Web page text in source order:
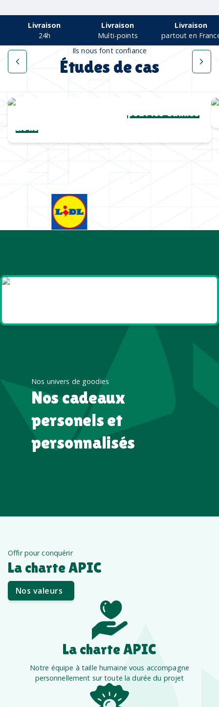
Livraison
24h
Livraison
Multi-points
Livraison
partout en
Ils nous font confiance
Études de cas
Une collection complètepour les Cannes
Lions
Nos univers de goodies
Nos cadeaux
personels et
personnalisés
Offir pour conquérir
La charte APIC
Nos valeurs
La charte APIC
Notre équipe à taille humaine vous accompagne
personnellement sur toute la durée du projet